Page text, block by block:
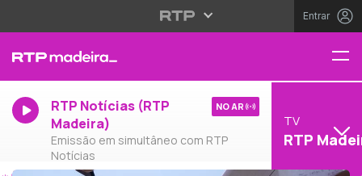
Entrar
RTP Notícias (RTP
Madeira)
Emissão em simultâneo com RTP
Notícias
NO AR
TV
RTP